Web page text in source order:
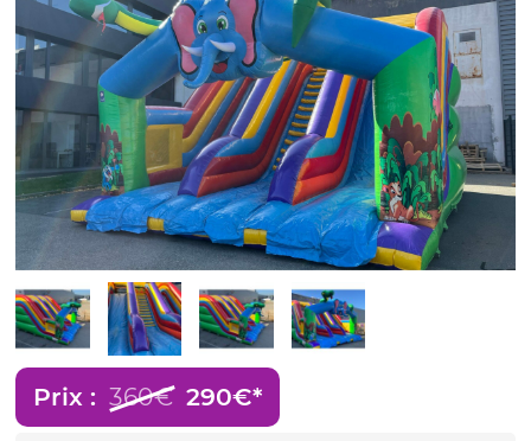
Prix : 360€ 290€*